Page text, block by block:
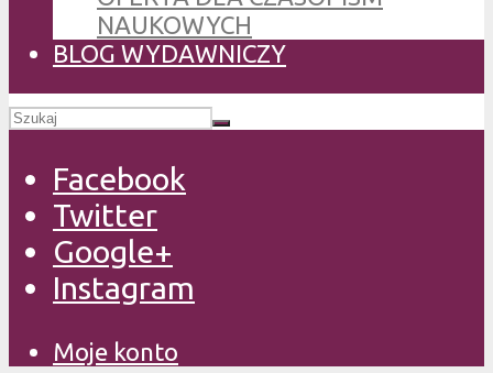
NAUKOWYCH
BLOG WYDAWNICZY
Facebook
Twitter
Google+
Instagram
Moje konto